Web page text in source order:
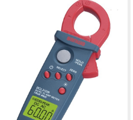
Điện tử, tự động hóa, ô
T UT216D?
nhu cầu đo lường khác
đảm bảo kết quả đo đáng
trường làm việc khắc